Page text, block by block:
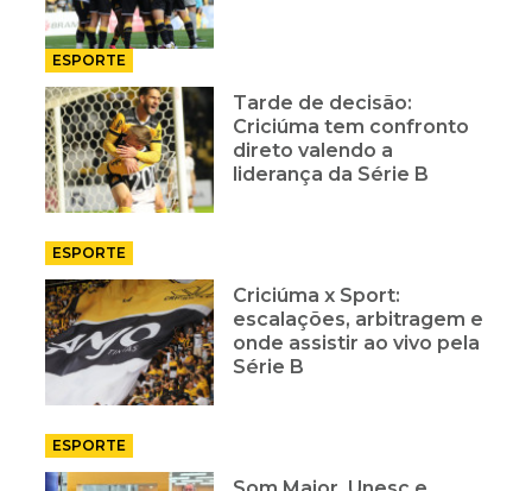
ESPORTE
Tarde de decisão:
Criciúma tem confronto
direto valendo a
liderança da Série B
ESPORTE
Criciúma x Sport:
escalações, arbitragem e
onde assistir ao vivo pela
Série B
ESPORTE